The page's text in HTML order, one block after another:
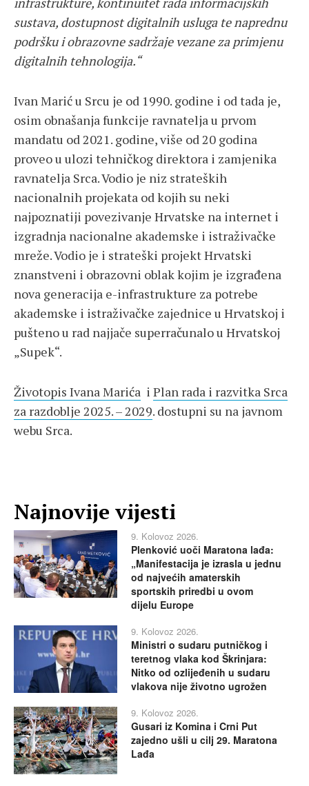
sustava, dostupnost digitalnih usluga te naprednu
podršku i obrazovne sadržaje vezane za primjenu
digitalnih tehnologija.“
Ivan Marić u Srcu je od 1990. godine i od tada je,
osim obnašanja funkcije ravnatelja u prvom
mandatu od 2021. godine, više od 20 godina
proveo u ulozi tehničkog direktora i zamjenika
ravnatelja Srca. Vodio je niz strateških
nacionalnih projekata od kojih su neki
najpoznatiji povezivanje Hrvatske na internet i
izgradnja nacionalne akademske i istraživačke
mreže. Vodio je i strateški projekt Hrvatski
znanstveni i obrazovni oblak kojim je izgrađena
nova generacija e-infrastrukture za potrebe
akademske i istraživačke zajednice u Hrvatskoj i
pušteno u rad najjače superračunalo u Hrvatskoj
„Supek“.
Životopis Ivana Marića i Plan rada i razvitka Srca
za razdoblje 2025. – 2029. dostupni su na javnom
webu Srca.
Najnovije vijesti
9. Kolovoz 2026.
Plenković uoči Maratona lađa:
„Manifestacija je izrasla u jednu
od najvećih amaterskih
sportskih priredbi u ovom
dijelu Europe
9. Kolovoz 2026.
Ministri o sudaru putničkog i
teretnog vlaka kod Škrinjara:
Nitko od ozlijeđenih u sudaru
vlakova nije životno ugrožen
9. Kolovoz 2026.
Gusari iz Komina i Crni Put
zajedno ušli u cilj 29. Maratona
Lađa